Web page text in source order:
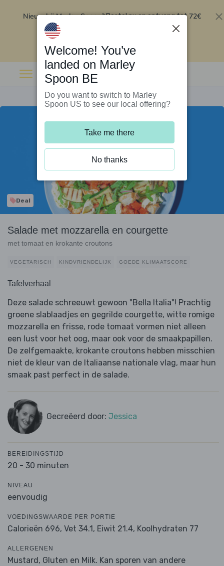
Nieuw bij Marley Spoon?Bestel nu en ontvang tot 72€
Deal
Salade met mozzarella en courgette
met tomaat en krokante croutons
VEGETARISCH KINDVRIENDELIJK GOEDE KLIMAATSCORE
Tafelverhaal
Deze salade schreeuwt gewoon "Bella Italia"! Prachtig
groene slablaadjes en gegrilde courgette, witte romige
mozzarella en frisse, rode tomaat vormen niet alleen
een lust voor het oog, maar ook voor de smaakpapillen.
De zelfgemaakte, krokante croutons hebben misschien
niet de kleur van de Italiaanse nationale vlag, maar hun
smaak past perfect in de salade.
Gecreëerd door: Jessica
BEREIDINGSTIJD
20 - 30 minuten
NIVEAU
eenvoudig
VOEDINGSWAARDE PER PORTIE
Calorieën 696, Vet 34.1, Eiwit 21.4, Koolhydraten 77
ALLERGENEN
Mustard, Gluten en Milk. Kan sporen van andere
Welcome! You’ve
landed on Marley
Spoon BE
Do you want to switch to Marley
Spoon US to see our local offering?
Take me there
No thanks